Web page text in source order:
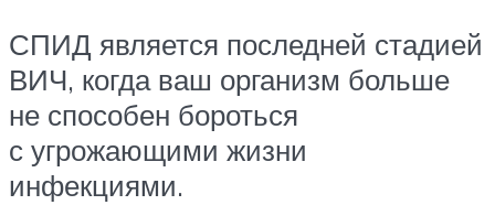
СПИД является последней стадией
ВИЧ, когда ваш организм больше
не способен бороться
с угрожающими жизни
инфекциями.